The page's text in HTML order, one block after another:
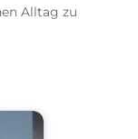
Alltag zu